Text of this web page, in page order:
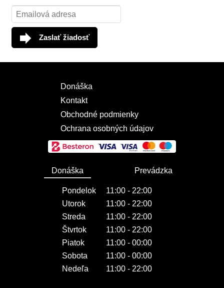
Zaslať žiadosť
Donáška
Kontakt
Obchodné podmienky
Ochrana osobných údajov
Donáška Prevádzka
Pondelok
11:00 - 22:00
Utorok
11:00 - 22:00
Streda
11:00 - 22:00
Štvrtok
11:00 - 22:00
Piatok
11:00 - 00:00
Sobota
11:00 - 00:00
Nedeľa
11:00 - 22:00